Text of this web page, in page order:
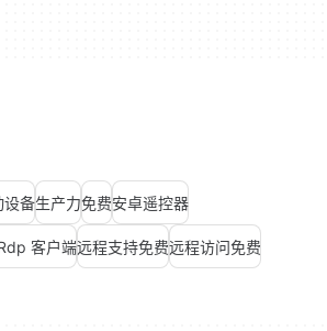
设备生产力免费安卓遥控器
客户端远程支持免费远程访问免费